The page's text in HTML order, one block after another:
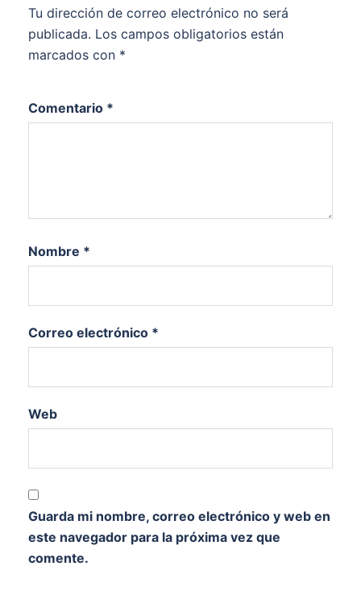
Tu dirección de correo electrónico no será
publicada. Los campos obligatorios están
marcados con *
Comentario *
Nombre *
Correo electrónico *
Web
Guarda mi nombre, correo electrónico y web en
este navegador para la próxima vez que
comente.